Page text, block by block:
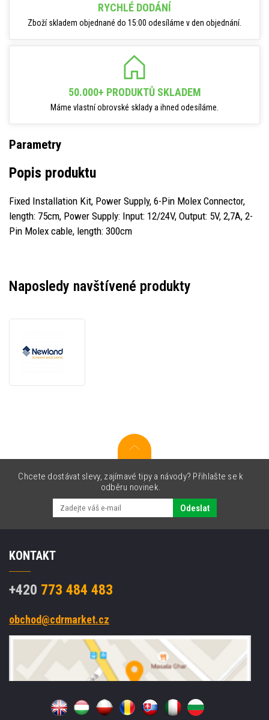
RYCHLÉ DODÁNÍ
Zboží skladem objednané do 15:00 odesíláme v den objednání.
50.000+ PRODUKTŮ SKLADEM
Máme vlastní obrovské sklady a ihned odesíláme.
Parametry
Popis produktu
Fixed Installation Kit, Power Supply, 6-Pin Molex Connector,
length: 75cm, Power Supply: Input: 12/24V, Output: 5V, 2,7A, 2-
Pin Molex cable, length: 300cm
Naposledy navštívené produkty
01
6-
Pin
Chcete dostávat slevy, zajímavé tipy a návody? Přihlašte se k
odběru novinek.
Odeslat
KONTAKT
+420 773 484 483
obchod@cdrmarket.cz